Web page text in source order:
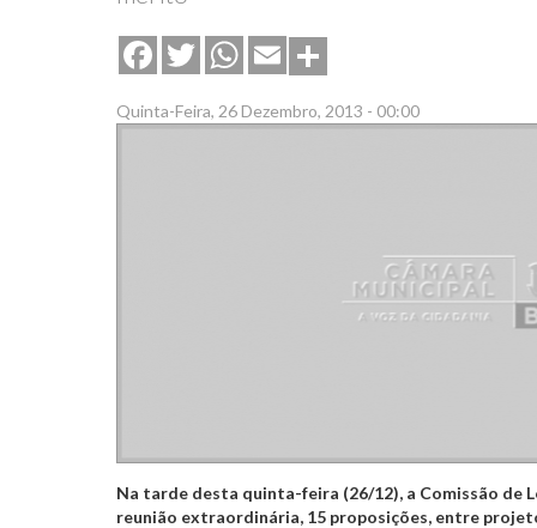
FacebookTwitterWhatsApp
Email
Quinta-Feira, 26 Dezembro, 2013 - 00:00
Na tarde desta quinta-feira (26/12), a Comissão de
reunião extraordinária, 15 proposições, entre